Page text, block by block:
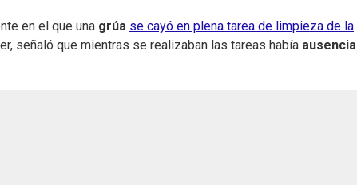
en el que una grúa se cayó en plena tarea de limpieza de la
señaló que mientras se realizaban las tareas había ausencia